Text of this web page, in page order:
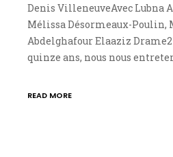
Denis VilleneuveAvec Lubna
Mélissa Désormeaux-Poulin,
Abdelghafour Elaaziz
quinze ans, nous nous
READ MORE